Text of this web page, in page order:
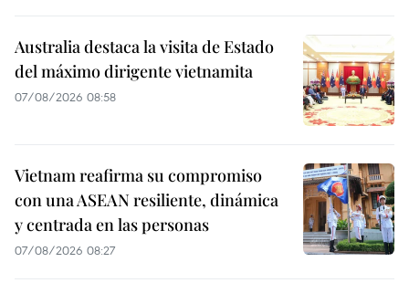
Australia destaca la visita de Estado
del máximo dirigente vietnamita
07/08/2026 08:58
Vietnam reafirma su compromiso
con una ASEAN resiliente, dinámica
y centrada en las personas
07/08/2026 08:27